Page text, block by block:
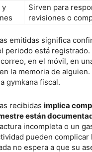
y
Sirven para
revisiones o
emitidas significa
periodo está
en el móvil, en
la memoria de alguien.
gymkana fiscal.
recibidas implica
están
incompleta o un
pueden complicar
no espera a que su